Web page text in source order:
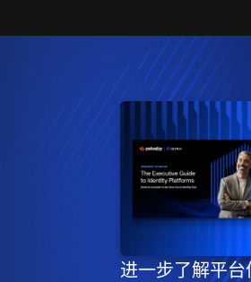
进一步了解平台